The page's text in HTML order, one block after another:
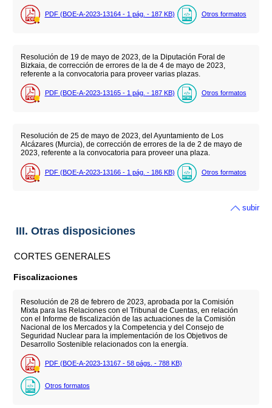
PDF (BOE-A-2023-13164 - 1 pág. - 187 KB) Otros formatos
Resolución de 19 de mayo de 2023, de la Diputación Foral de
Bizkaia, de corrección de errores de la de 4 de mayo de 2023,
referente a la convocatoria para proveer varias plazas.
PDF (BOE-A-2023-13165 - 1 pág. - 187 KB) Otros formatos
Resolución de 25 de mayo de 2023, del Ayuntamiento de Los
Alcázares (Murcia), de corrección de errores de la de 2 de mayo de
2023, referente a la convocatoria para proveer una plaza.
PDF (BOE-A-2023-13166 - 1 pág. - 186 KB) Otros formatos
subir
III. Otras disposiciones
CORTES GENERALES
Fiscalizaciones
Resolución de 28 de febrero de 2023, aprobada por la Comisión
Mixta para las Relaciones con el Tribunal de Cuentas, en relación
con el Informe de fiscalización de las actuaciones de la Comisión
Nacional de los Mercados y la Competencia y del Consejo de
Seguridad Nuclear para la implementación de los Objetivos de
Desarrollo Sostenible relacionados con la energía.
PDF (BOE-A-2023-13167 - 58 págs. - 788 KB)
Otros formatos